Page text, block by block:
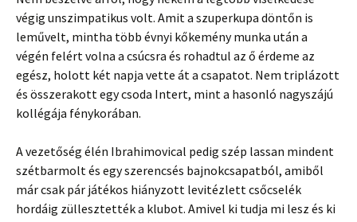
végig unszimpatikus volt. Amit a szuperkupa döntőn is
leművelt, mintha több évnyi kőkemény munka után a
végén felért volna a csúcsra és rohadtul az ő érdeme az
egész, holott két napja vette át a csapatot. Nem triplázott
és összerakott egy csoda Intert, mint a hasonló nagyszájú
kollégája fénykorában.
A vezetőség élén Ibrahimovical pedig szép lassan mindent
szétbarmolt és egy szerencsés bajnokcsapatból, amiből
már csak pár játékos hiányzott levitézlett csőcselék
hordáig züllesztették a klubot. Amivel ki tudja mi lesz és ki